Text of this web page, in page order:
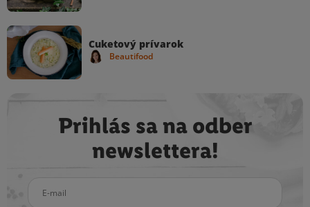
Cuketový prívarok
Beautifood
Prihlás sa na odber
newslettera!